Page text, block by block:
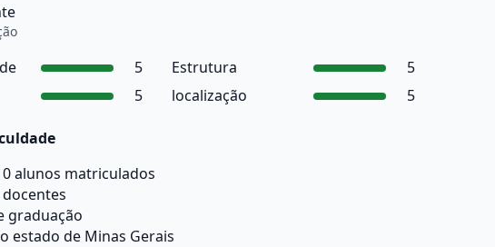
5 Estrutura
5
5 localização 5
alunos matriculados
graduação
estado de Minas Gerais